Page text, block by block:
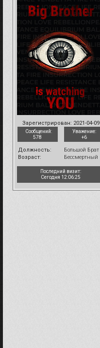
Зарегистрирован: 2021-04-09
Сообщений:
578
Уважение:
+6
Должность:
Большой Брат
Возраст:
Бессмертный
Последний визит:
Сегодня 12:06:25